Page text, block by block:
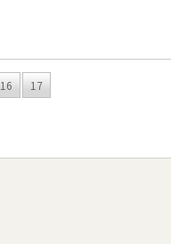
16
17